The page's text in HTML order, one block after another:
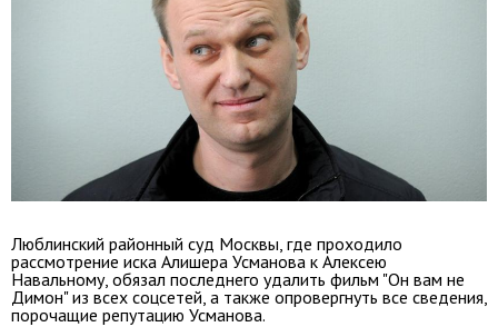
Люблинский районный суд Москвы, где проходило
рассмотрение иска Алишера Усманова к Алексею
Навальному, обязал последнего удалить фильм "Он вам не
Димон" из всех соцсетей, а также опровергнуть все сведения,
порочащие репутацию Усманова.